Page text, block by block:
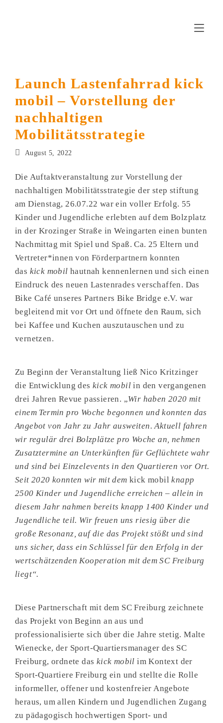
Launch Lastenfahrrad kick
mobil – Vorstellung der
nachhaltigen
Mobilitätsstrategie
Beitrag
August 5, 2022
Die Auftaktveranstaltung zur Vorstellung der
nachhaltigen Mobilitätsstrategie der step stiftung
am Dienstag, 26.07.22 war ein voller Erfolg. 55
Kinder und Jugendliche erlebten auf dem Bolzplatz
in der Krozinger Straße in Weingarten einen bunten
Nachmittag mit Spiel und Spaß. Ca. 25 Eltern und
Vertreter*innen von Förderpartnern konnten
das kick mobil hautnah kennenlernen und sich einen
Eindruck des neuen Lastenrades verschaffen. Das
Bike Café unseres Partners Bike Bridge e.V. war
begleitend mit vor Ort und öffnete den Raum, sich
bei Kaffee und Kuchen auszutauschen und zu
vernetzen.
Zu Beginn der Veranstaltung ließ Nico Kritzinger
die Entwicklung des kick mobil in den vergangenen
drei Jahren Revue passieren. „Wir haben 2020 mit
einem Termin pro Woche begonnen und konnten das
Angebot von Jahr zu Jahr ausweiten. Aktuell fahren
wir regulär drei Bolzplätze pro Woche an, nehmen
Zusatztermine an Unterkünften für Geflüchtete wahr
und sind bei Einzelevents in den Quartieren vor Ort.
Seit 2020 konnten wir mit dem kick mobil knapp
2500 Kinder und Jugendliche erreichen – allein in
diesem Jahr nahmen bereits knapp 1400 Kinder und
Jugendliche teil. Wir freuen uns riesig über die
große Resonanz, auf die das Projekt stößt und sind
uns sicher, dass ein Schlüssel für den Erfolg in der
wertschätzenden Kooperation mit dem SC Freiburg
liegt“.
Diese Partnerschaft mit dem SC Freiburg zeichnete
das Projekt von Beginn an aus und
professionalisierte sich über die Jahre stetig. Malte
Wienecke, der Sport-Quartiersmanager des SC
Freiburg, ordnete das kick mobil im Kontext der
Sport-Quartiere Freiburg ein und stellte die Rolle
informeller, offener und kostenfreier Angebote
heraus, um allen Kindern und Jugendlichen Zugang
zu pädagogisch hochwertigen Sport- und